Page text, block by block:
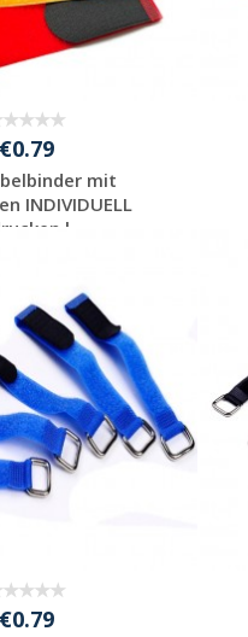
€0.79
mit
INDIVIDUELL
l...
€0.79